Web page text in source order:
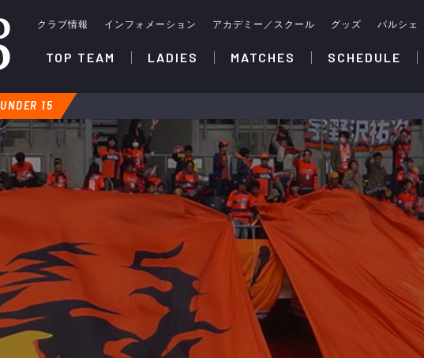
クラブ情報 インフォメーション アカデミー／スクール グッズ パルシェ
TOP TEAM LADIES MATCHES SCHEDULE
UNDER 15